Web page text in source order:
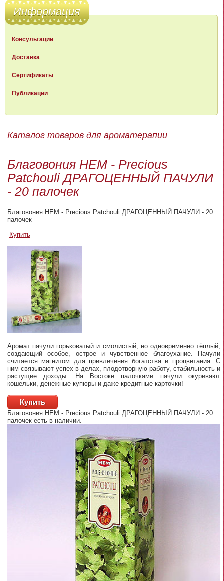
Информация
Консультации
Доставка
Сертификаты
Публикации
Каталог товаров для ароматерапии
Благовония HEM - Precious
Patchouli ДРАГОЦЕННЫЙ ПАЧУЛИ
- 20 палочек
Благовония HEM - Precious Patchouli ДРАГОЦЕННЫЙ ПАЧУЛИ - 20
палочек
Купить
Аромат пачули горьковатый и смолистый, но одновременно тёплый,
создающий особое, острое и чувственное благоухание. Пачули
считается магнитом для привлечения богатства и процветания. С
ним связывают успех в делах, плодотворную работу, стабильность и
растущие доходы. На Востоке палочками пачули окуривают
кошельки, денежные купюры и даже кредитные карточки!
Купить
Благовония HEM - Precious Patchouli ДРАГОЦЕННЫЙ ПАЧУЛИ - 20
палочек есть в наличии.